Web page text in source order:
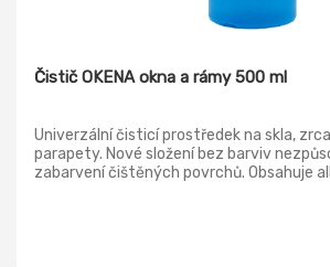
Čistič OKENA okna a rámy 500 ml
Univerzální čisticí prostředek na skla,
parapety. Nové složení bez barviv
zabarvení čištěných povrchů. Obsahuje